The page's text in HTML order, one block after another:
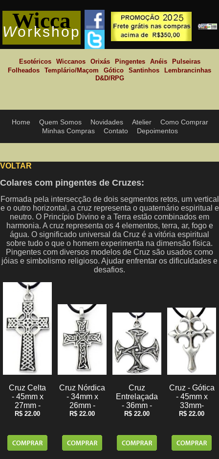
VOLTAR
Colares com pingentes de Cruzes:
Formada pela intersecção de dois segmentos retos, um vertical
e o outro horizontal, a cruz representa o quaternário espiritual e
neutro. O Princípio Divino e a Terra estão combinados em
harmonia. A cruz representa os 4 elementos, terra, ar, fogo e
água. O significado universal da Cruz é a vitória espiritual
sobre tudo o que o homem experimenta na dimensão física.
Pingentes com diversos modelos de Cruz são usados como
jóias e simbolismo religioso. Ajudar enfrentar os dificuldades e
desafios.
Cruz Celta
- 45mm x
27mm -
R$ 22.00
Cruz Nórdica
- 34mm x
26mm -
R$ 22.00
Cruz
Entrelaçada
- 36mm -
R$ 22.00
Cruz - Gótica
- 45mm x
33mm-
R$ 22.00
Wicca
Workshop
Esotéricos Wiccanos Orixás Pingentes Anéis
Pulseiras
Folheados
Templário/Maçom Gótico Santinhos
Lembrancinhas
D&D/RPG
Home Quem Somos Novidades Atelier
Como Comprar
Minhas Compras
Contato Depoimentos